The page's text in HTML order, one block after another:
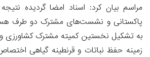
مراسم بیان کرد: اسناد امضا گردیده
پاکستانی و نشست‌های مشترک دو طرف
به تشکیل نخستین کمیته مشترک کشاورزی
زمینه حفظ نباتات و قرنطینه گیاهی